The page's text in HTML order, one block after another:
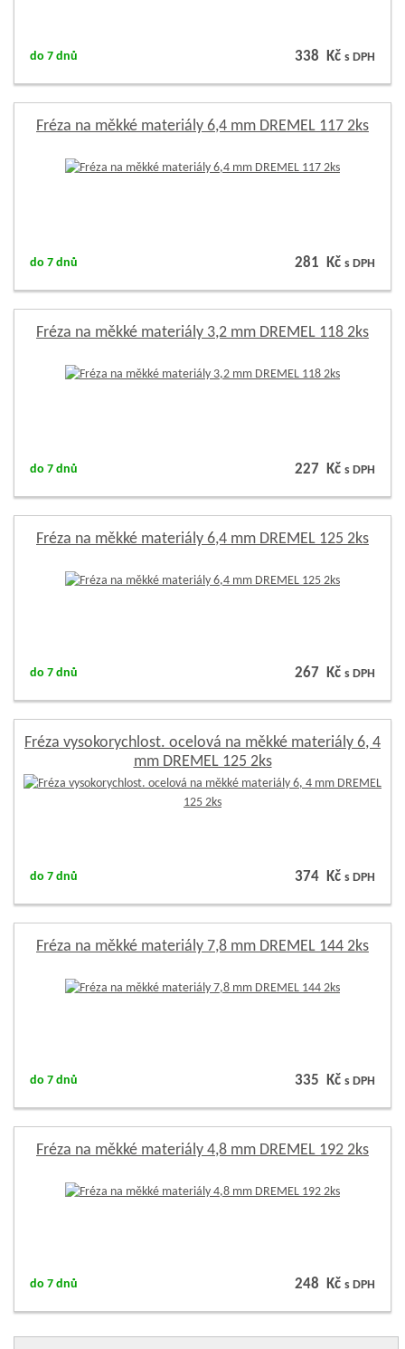
do 7 dnů 338 Kčs DPH
Fréza na měkké materiály 6,4 mm DREMEL 117 2ks
do 7 dnů 281 Kčs DPH
Fréza na měkké materiály 3,2 mm DREMEL 118 2ks
do 7 dnů 227 Kčs DPH
Fréza na měkké materiály 6,4 mm DREMEL 125 2ks
do 7 dnů 267 Kčs DPH
Fréza vysokorychlost. ocelová na měkké materiály 6, 4
mm DREMEL 125 2ks
do 7 dnů 374 Kčs DPH
Fréza na měkké materiály 7,8 mm DREMEL 144 2ks
do 7 dnů 335 Kčs DPH
Fréza na měkké materiály 4,8 mm DREMEL 192 2ks
do 7 dnů 248 Kčs DPH